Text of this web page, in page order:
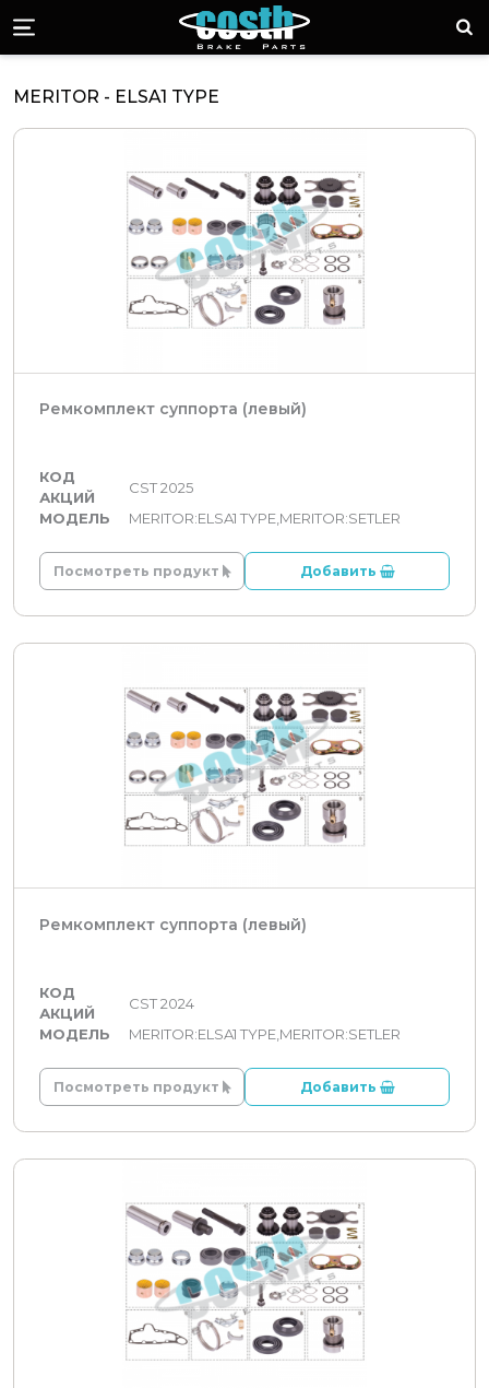
Стоимость
Menü
MERITOR - ELSA1 TYPE
Ремкомплект суппорта (левый)
КОД
АКЦИЙ
CST 2025
МОДЕЛЬ
MERITOR:ELSA1 TYPE,MERITOR:SETLER
Посмотреть продукт Добавить
Ремкомплект суппорта (левый)
КОД
АКЦИЙ
CST 2024
МОДЕЛЬ
MERITOR:ELSA1 TYPE,MERITOR:SETLER
Посмотреть продукт Добавить